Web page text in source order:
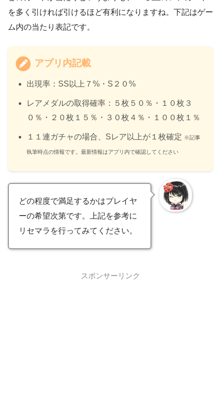
を多く引ければ引けるほど有利になりますね。下記はゲー
ム内の当たり表記です。
アプリ内記載
出現率：SS以上７%・S２０%
レアメダルの取得確率：５枚５０％・１０枚３
０％・２０枚１５％・３０枚４％・１００枚１％
１１連ガチャの場合、Sレア以上が１枚確定 ※記事
執筆時点の情報です。最新情報はアプリ内で確認してください
どの程度で満足するかはプレイヤ
ーの希望次第です。上記を参考に
リセマラを行ってみてください。
スポンサーリンク